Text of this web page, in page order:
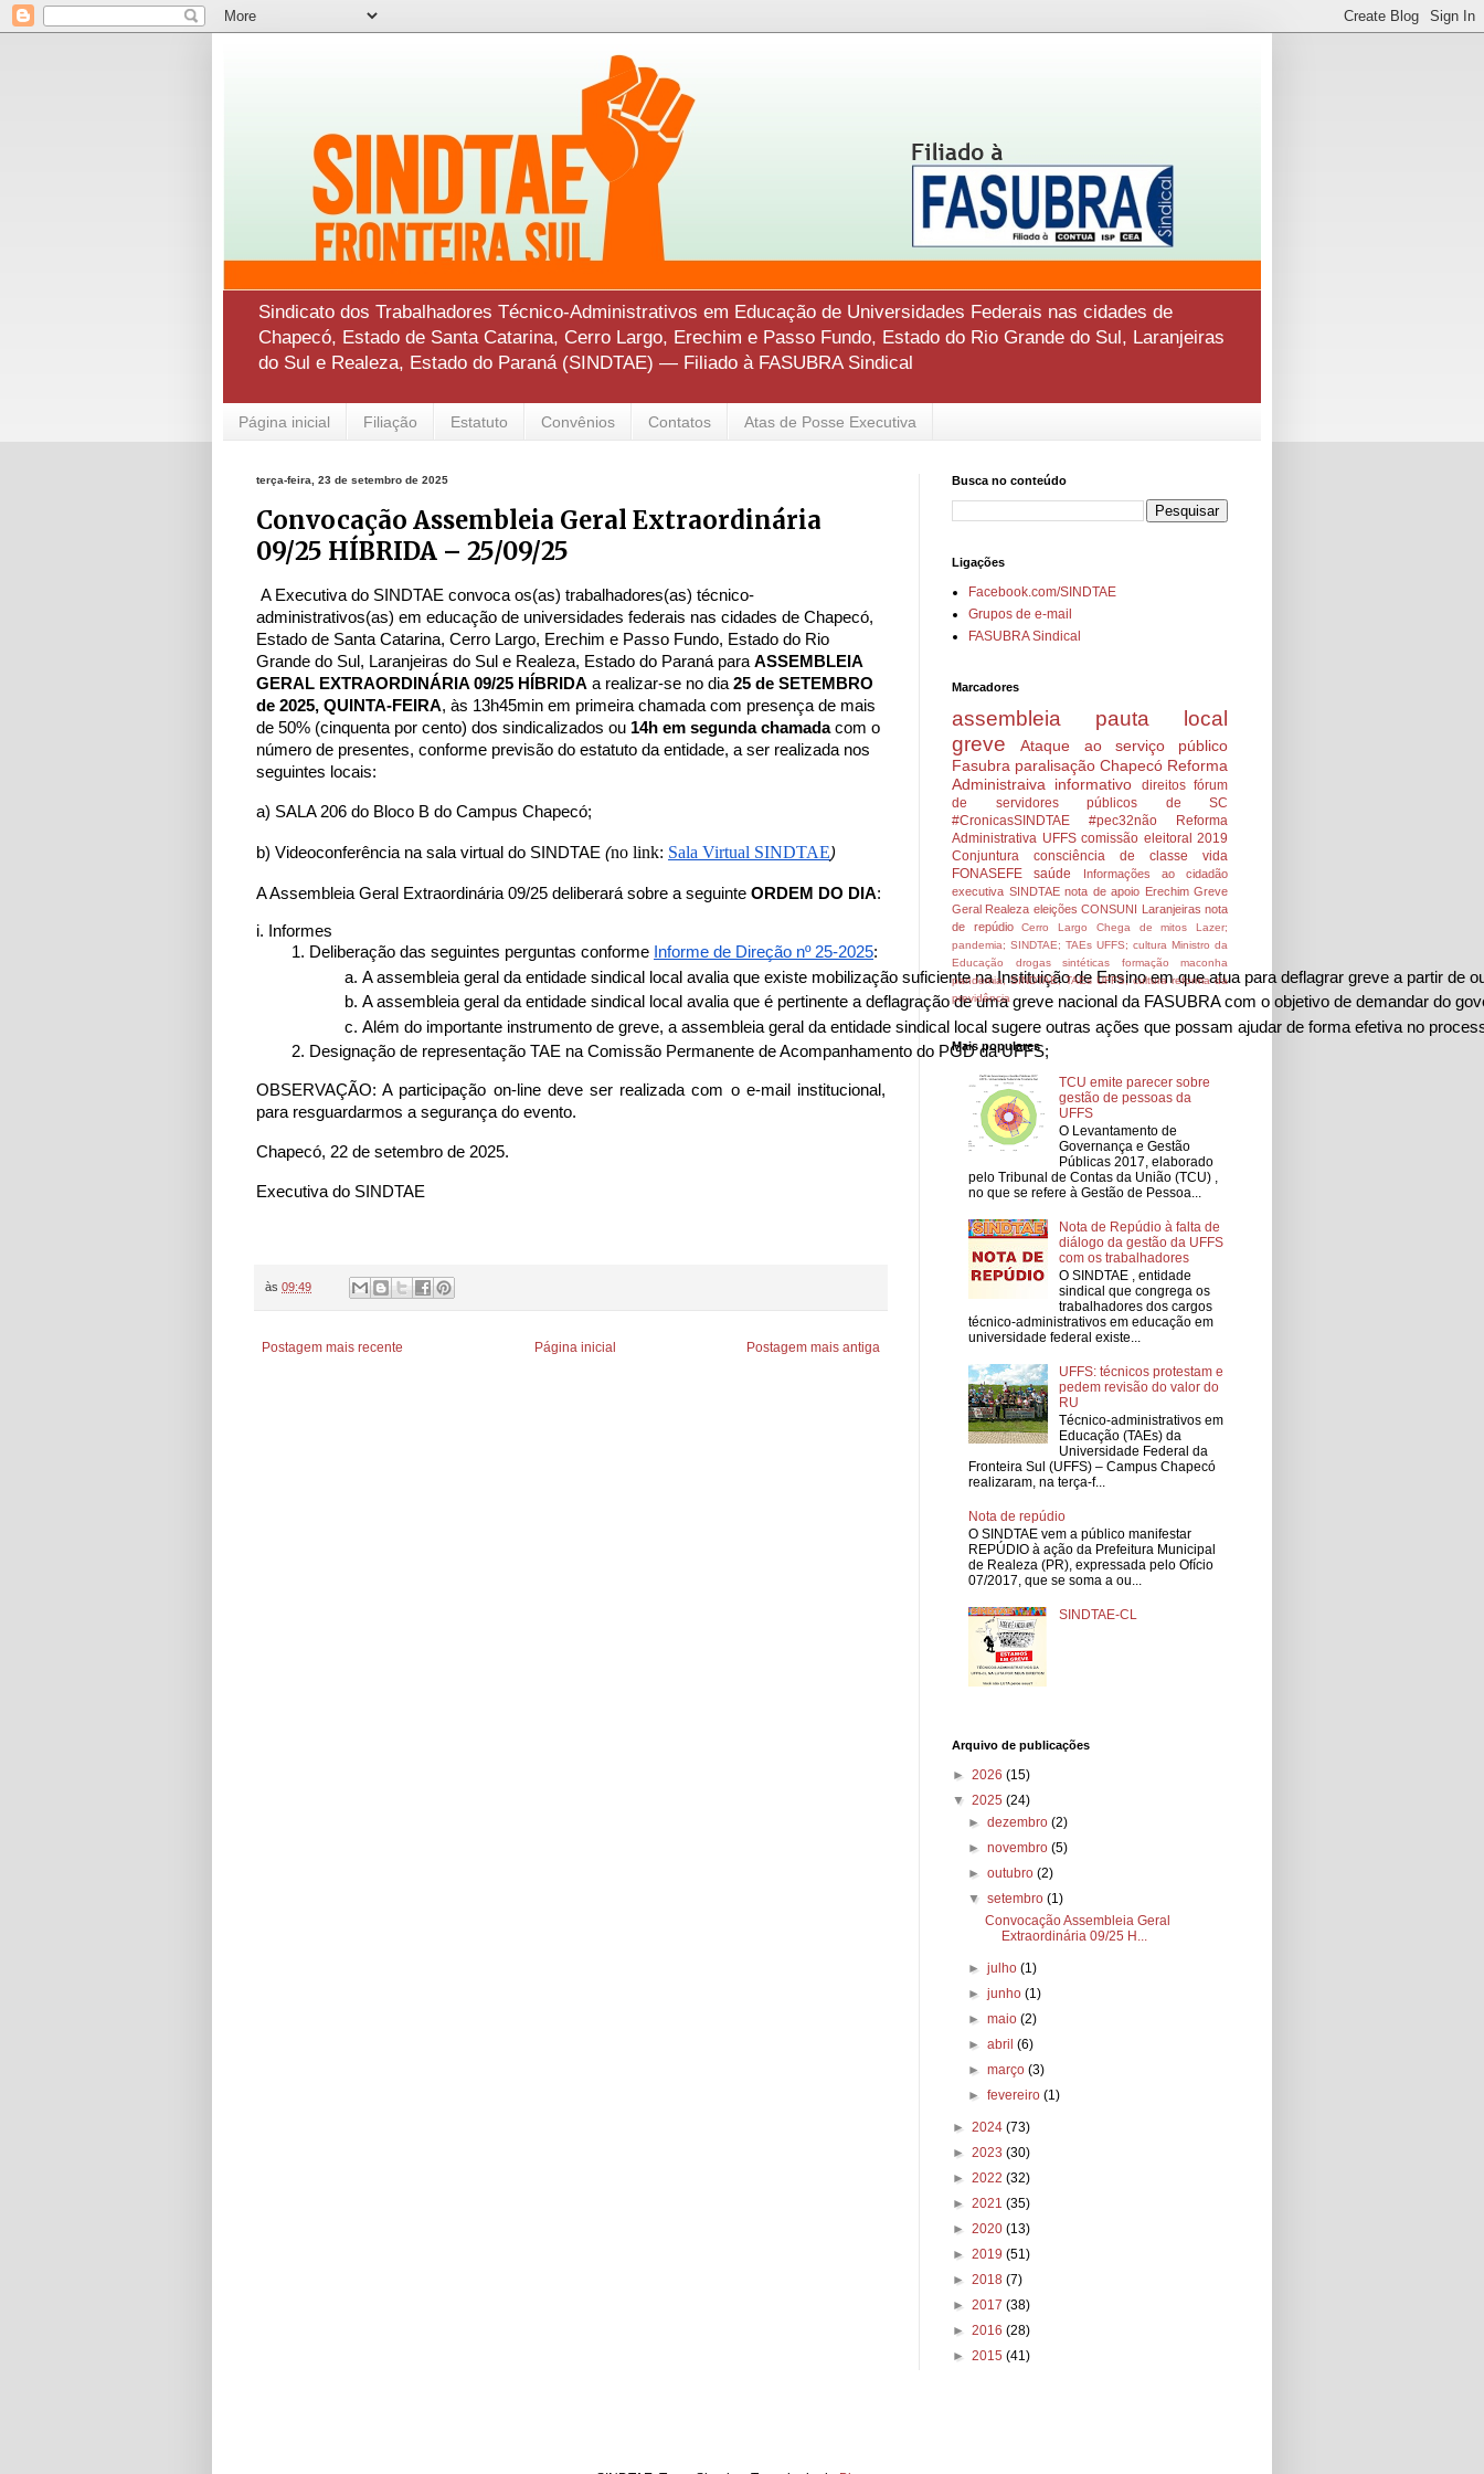
Sindicato dos Trabalhadores Técnico-Administrativos em Educação de Universidades Federais nas cidades de
Chapecó, Estado de Santa Catarina, Cerro Largo, Erechim e Passo Fundo, Estado do Rio Grande do Sul, Laranjeiras
do Sul e Realeza, Estado do Paraná (SINDTAE) — Filiado à FASUBRA Sindical
Página inicial Filiação Estatuto Convênios Contatos Atas de Posse Executiva
terça-feira, 23 de setembro de 2025
Convocação Assembleia Geral Extraordinária
09/25 HÍBRIDA – 25/09/25
A Executiva do SINDTAE convoca os(as) trabalhadores(as) técnico-
administrativos(as) em educação de universidades federais nas cidades de Chapecó,
Estado de Santa Catarina, Cerro Largo, Erechim e Passo Fundo, Estado do Rio
Grande do Sul, Laranjeiras do Sul e Realeza, Estado do Paraná para ASSEMBLEIA
GERAL EXTRAORDINÁRIA 09/25 HÍBRIDA a realizar-se no dia 25 de SETEMBRO
de 2025, QUINTA-FEIRA, às 13h45min em primeira chamada com presença de mais
de 50% (cinquenta por cento) dos sindicalizados ou 14h em segunda chamadacom o
número de presentes, conforme previsão do estatuto da entidade, a ser realizada nos
seguintes locais:
a) SALA 206 do Bloco B do Campus Chapecó;
b) Videoconferência na sala virtual do SINDTAE (no link: Sala Virtual SINDTAE)
A Assembleia Geral Extraordinária 09/25 deliberará sobre a seguinte ORDEM DO DIA:
i. Informes
Deliberação das seguintes perguntas conforme Informe de Direção nº 25-2025:
A assembleia geral da entidade sindical local avalia que existe mobilização suficiente na Instituição de Ensino em que atua para deflagrar greve a partir de
A assembleia geral da entidade sindical local avalia que é pertinente a deflagração de uma greve nacional da FASUBRA com o objetivo de demandar
Além do importante instrumento de greve, a assembleia geral da entidade sindical local sugere outras ações que possam ajudar de forma efetiva no
Designação de representação TAE na Comissão Permanente de Acompanhamento do PGD da UFFS;
OBSERVAÇÃO: A participação on-line deve ser realizada com o e-mail institucional,
para resguardarmos a segurança do evento.
Chapecó, 22 de setembro de 2025.
Executiva do SINDTAE
às 09:49
Postagem mais recente Postagem mais antiga
Página inicial
Busca no conteúdo
Ligações
Facebook.com/SINDTAE
Grupos de e-mail
FASUBRA Sindical
Marcadores
assembleia
pauta local
greve
Ataque ao serviço público
Fasubra paralisação Chapecó Reforma
Administraiva
informativo direitos fórum
de servidores públicos de SC
#CronicasSINDTAE
#pec32não
Reforma
Administrativa UFFS comissão eleitoral 2019
Conjuntura
consciência de classe
vida
FONASEFE
saúde
Informações ao cidadão
executiva SINDTAE nota de apoio Erechim Greve
Geral Realeza eleições CONSUNI Laranjeiras nota
de repúdio
Cerro Largo Chega de mitos
Lazer;
pandemia; SINDTAE; TAEs UFFS; cultura Ministro da
Educação
drogas sintéticas formação
maconha
pandemia; SINDTAE; TAEs UFFS; cultura reforma da
previdência
Mais populares
TCU emite parecer sobre
gestão de pessoas da
UFFS
O Levantamento de
Governança e Gestão
Públicas 2017, elaborado
pelo Tribunal de Contas da União (TCU) ,
no que se refere à Gestão de Pessoa...
Nota de Repúdio à falta de
diálogo da gestão da UFFS
com os trabalhadores
O SINDTAE , entidade
sindical que congrega os
trabalhadores dos cargos
técnico-administrativos em educação em
universidade federal existe...
UFFS: técnicos protestam e
pedem revisão do valor do
RU
Técnico-administrativos em
Educação (TAEs) da
Universidade Federal da
Fronteira Sul (UFFS) – Campus Chapecó
realizaram, na terça-f...
Nota de repúdio
O SINDTAE vem a público manifestar
REPÚDIO à ação da Prefeitura Municipal
de Realeza (PR), expressada pelo Ofício
07/2017, que se soma a ou...
SINDTAE-CL
Arquivo de publicações
► 2026 (15)
▼ 2025 (24)
►dezembro(2)
►novembro(5)
►outubro(2)
▼setembro(1)
Convocação Assembleia Geral
Extraordinária 09/25 H...
►julho(1)
►junho(1)
►maio(2)
►abril(6)
►março(3)
►fevereiro(1)
► 2024 (73)
► 2023 (30)
► 2022 (32)
► 2021 (35)
► 2020 (13)
► 2019 (51)
► 2018 (7)
► 2017 (38)
► 2016 (28)
► 2015 (41)